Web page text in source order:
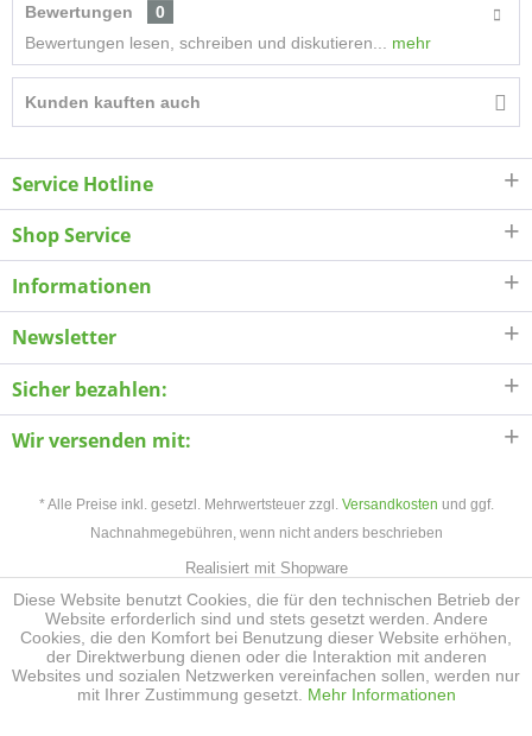
Bewertungen
0
Bewertungen lesen, schreiben und diskutieren...
mehr
Kunden kauften auch
Service Hotline
Shop Service
Informationen
Newsletter
Sicher bezahlen:
Wir versenden mit:
* Alle Preise inkl. gesetzl. Mehrwertsteuer zzgl. Versandkosten und ggf.
Nachnahmegebühren, wenn nicht anders beschrieben
Realisiert mit Shopware
Diese Website benutzt Cookies, die für den technischen Betrieb der
Website erforderlich sind und stets gesetzt werden. Andere
Cookies, die den Komfort bei Benutzung dieser Website erhöhen,
der Direktwerbung dienen oder die Interaktion mit anderen
Websites und sozialen Netzwerken vereinfachen sollen, werden nur
mit Ihrer Zustimmung gesetzt. Mehr Informationen